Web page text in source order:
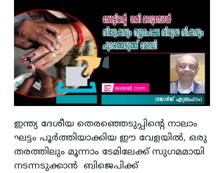
ഇന്ത്യ ദേശീയ തെരഞ്ഞെടുപ്പിൻ്റെ നാലാം
ഘട്ടം പൂർത്തിയാക്കിയ ഈ വേളയിൽ, ഒരു
തരത്തിലും മൂന്നാം ടേമിലേക്ക് സുഗമമായി
നടന്നടുക്കാൻ ബിജെപിക്ക്